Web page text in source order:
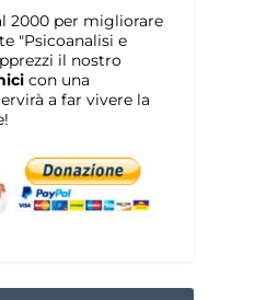
2000 per migliorare
"Psicoanalisi e
il nostro
con una
a far vivere la